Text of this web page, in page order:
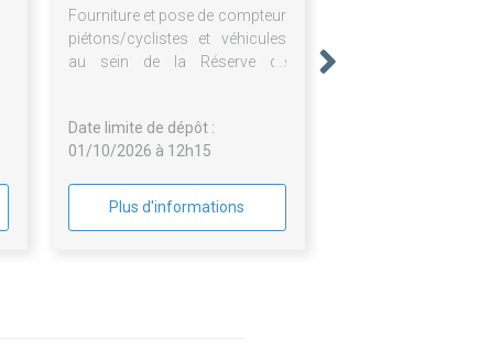
Fourniture et pose de compteur
piétons/cyclistes et véhicules
au sein de la Réserve de
BIOSPHER'ADAPT (LIFE 23-
CCA-FR-LIFE Biospher Adapt)
Date limite de dépôt :
01/10/2026 à 12h15
Plus d'informations